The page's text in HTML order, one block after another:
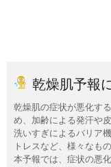
乾燥肌予報
乾燥肌の症状が悪化す
め、加齢による発汗や
洗いすぎによるバリア
トレスなど、様々なも
本予報では、症状の悪